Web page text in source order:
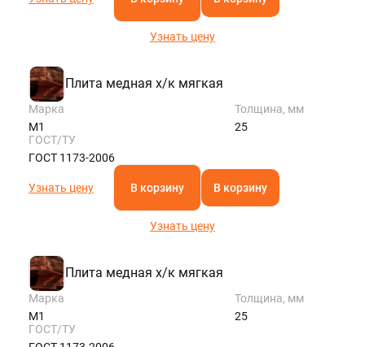
Узнать цену
Плита медная х/к мягкая
Марка
М1
Толщина, мм
25
ГОСТ/ТУ
ГОСТ 1173-2006
Узнать цену В корзину В корзину
Узнать цену
Плита медная х/к мягкая
Марка
М1
Толщина, мм
25
ГОСТ/ТУ